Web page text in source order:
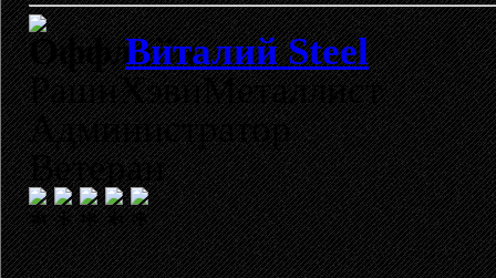
Виталий Steel
РашнХэвиМеталлист
Администратор
Ветеран